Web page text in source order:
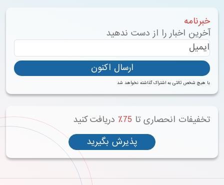
اخبار را از دست ندهید
ارسال اکنون
هیچ شخص ثالثی به اشتراک گذاشته نخواهد شد
انحصاری تا75٪
دریافت کنید
پذیرش بگیرید